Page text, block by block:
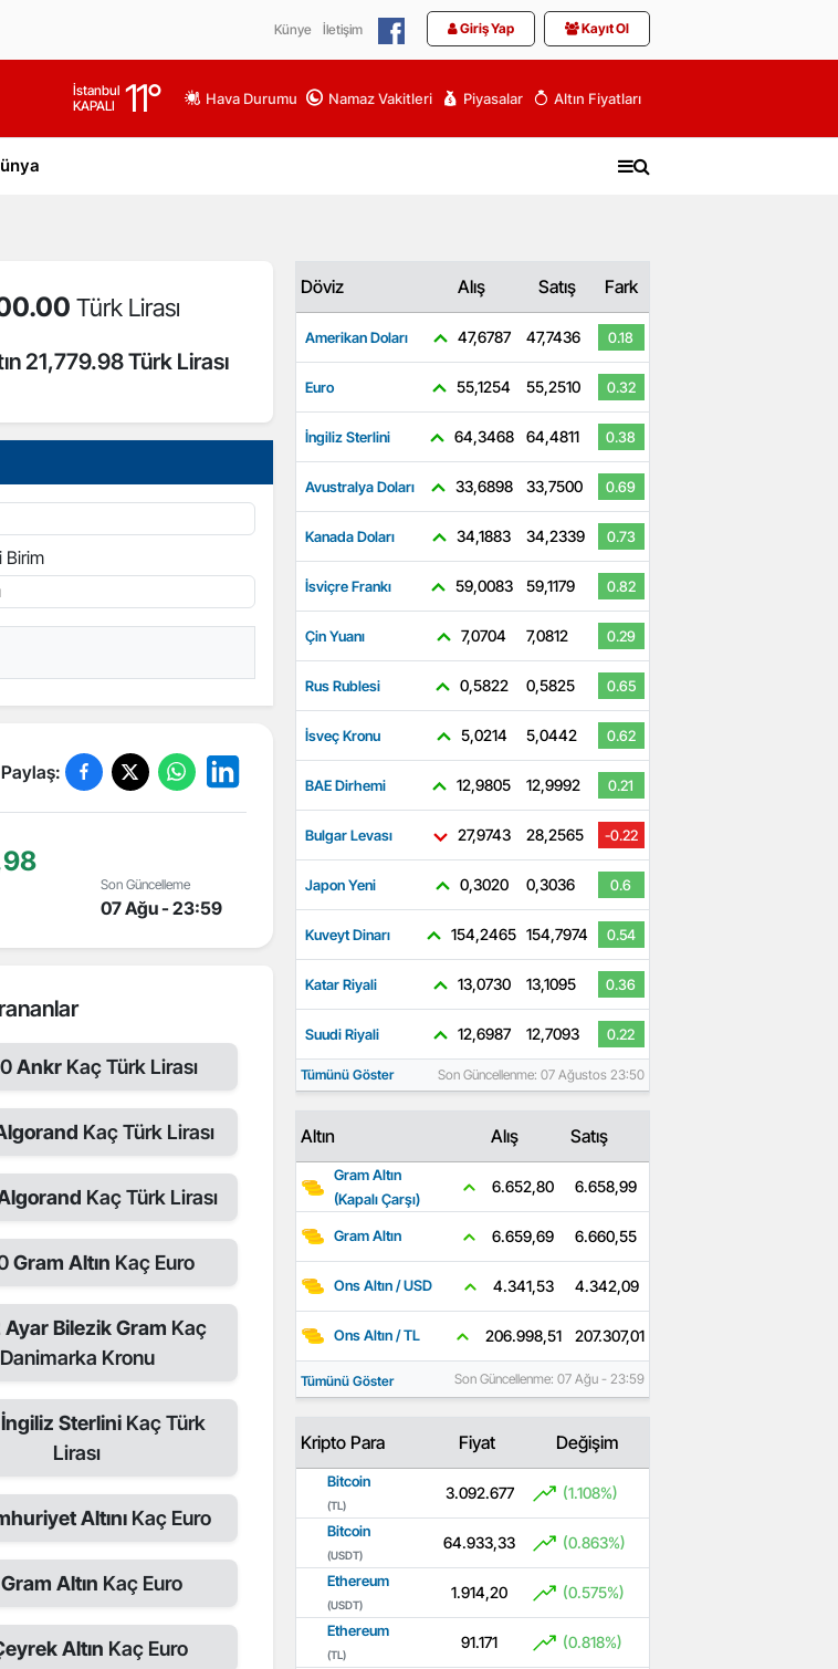
Künye İletişim Giriş Yap Kayıt Ol
İstanbul
KAPALI
11° Hava Durumu Namaz Vakitleri Piyasalar Altın Fiyatları
Türk Lirası
21,779.98 Türk Lirası
Birim
Paylaş:
Son Güncelleme
07 Ağu - 23:59
Ankr Kaç Türk Lirası
Kaç Türk Lirası
Kaç Türk Lirası
Gram Altın Kaç Euro
Ayar Bilezik Gram Kaç
Danimarka Kronu
İngiliz SterliniKaç Türk
Lirası
Altını Kaç Euro
Gram Altın Kaç Euro
Altın Kaç Euro
Döviz Alış Satış Fark
Amerikan Doları 47,6787 47,7436 0.18
Euro 55,1254 55,2510 0.32
İngiliz Sterlini 64,3468 64,4811 0.38
Avustralya Doları 33,6898 33,7500 0.69
Kanada Doları 34,1883 34,2339 0.73
İsviçre Frankı 59,0083 59,1179 0.82
Çin Yuanı 7,0704 7,0812 0.29
Rus Rublesi 0,5822 0,5825 0.65
İsveç Kronu 5,0214 5,0442 0.62
BAE Dirhemi 12,9805 12,9992 0.21
Bulgar Levası 27,9743 28,2565 -0.22
Japon Yeni 0,3020 0,3036 0.6
Kuveyt Dinarı 154,2465 154,7974 0.54
Katar Riyali 13,0730 13,1095 0.36
Suudi Riyali 12,6987 12,7093 0.22
Tümünü Göster Son Güncellenme: 07 Ağustos 23:50
Altın Alış Satış
Gram Altın
(Kapalı Çarşı)
6.652,80 6.658,99
Gram Altın 6.659,69 6.660,55
Ons Altın / USD 4.341,53 4.342,09
Ons Altın / TL 206.998,51 207.307,01
Tümünü Göster Son Güncellenme: 07 Ağu - 23:59
Kripto Para Fiyat Değişim
Bitcoin
(TL)
3.092.677 (1.108%)
Bitcoin
(USDT)
64.933,33 (0.863%)
Ethereum
(USDT)
1.914,20 (0.575%)
Ethereum
(TL)
91.171 (0.818%)